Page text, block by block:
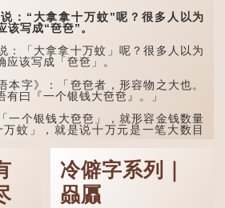
眼
真正
比喻
底失
熟
半句
」...
“大拿拿十万蚊”呢？很多人以为
该写成“夿夿”。
「大拿拿十万蚊」呢？很多人以为
该写成「夿夿」。
字》：「夿夿者，形容物之大也。
曰『一个银钱大夿夿』。」
个银钱大夿夿」，就形容金钱数量
蚊」，就是说十万元是一笔大数目
冷僻字系列｜
赑屭